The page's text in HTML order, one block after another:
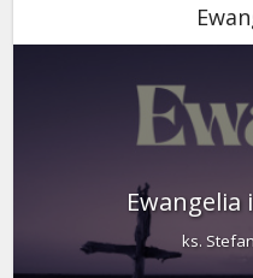
Ewangelia
ks.